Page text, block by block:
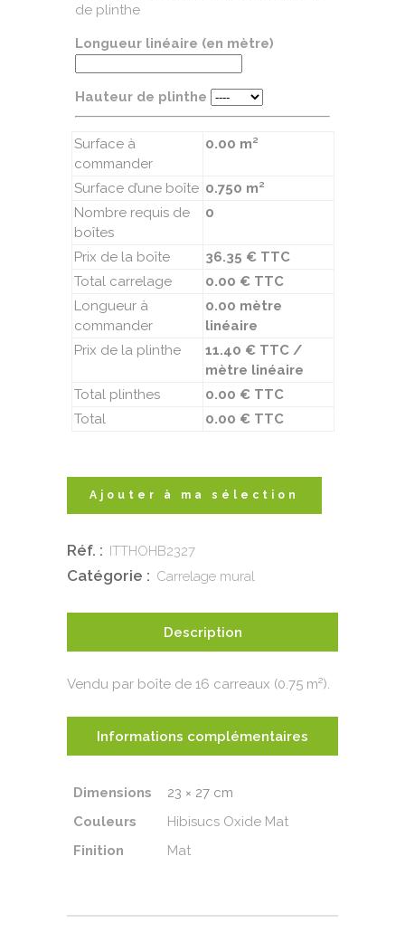
de plinthe
Longueur linéaire (en mètre)
Hauteur de plinthe
Surface à
commander
0.00 m²
Surface d’une boîte 0.750 m²
Nombre requis de
boîtes
0
Prix de la boîte
36.35 € TTC
Total carrelage
0.00 € TTC
Longueur à
commander
0.00 mètre
linéaire
Prix de la plinthe
11.40 € TTC /
mètre linéaire
Total plinthes
0.00 € TTC
Total
0.00 € TTC
Ajouter à ma sélection
Réf. : ITTHOHB2327
Catégorie : Carrelage mural
Description
Vendu par boîte de 16 carreaux (0.75 m²).
Informations complémentaires
Dimensions
23 × 27 cm
Couleurs
Hibisucs Oxide Mat
Finition
Mat